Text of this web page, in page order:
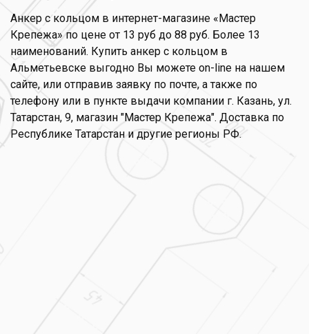
Анкер с кольцом в интернет-магазине «Мастер
Крепежа» по цене от 13 руб до 88 руб. Более 13
наименований. Купить анкер с кольцом в
Альметьевске выгодно Вы можете on-line на нашем
сайте, или отправив заявку по почте, а также по
телефону или в пункте выдачи компании г. Казань, ул.
Татарстан, 9, магазин "Мастер Крепежа". Доставка по
Республике Татарстан и другие регионы РФ.